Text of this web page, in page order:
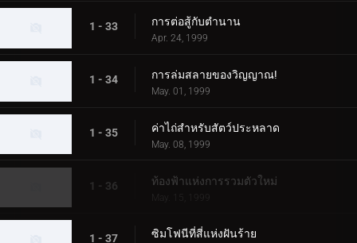
1 - 33 การต่อสู้กับตำนาน
Apr. 24, 1999
1 - 34 การล่มสลายของวิญญาณ!
May. 01, 1999
1 - 35 ค่าไถ่สำหรับสัตว์ประหลาด
May. 08, 1999
1 - 36 ท้องฟ้าแห่งการรวมตัวใหม่
May. 15, 1999
1 - 37 ซิมโฟนีที่สี่แห่งฝันร้าย